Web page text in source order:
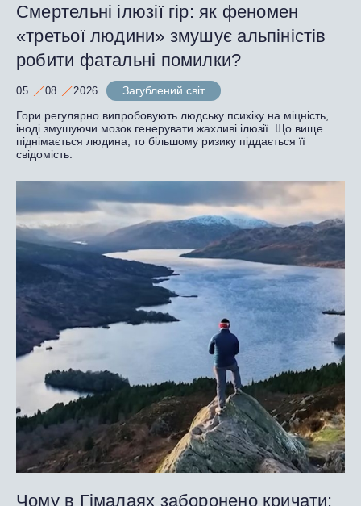
Смертельні ілюзії гір: як феномен
«третьої людини» змушує альпіністів
робити фатальні помилки?
05 08 2026
Загублений світ
Гори регулярно випробовують людську психіку на міцність,
іноді змушуючи мозок генерувати жахливі ілюзії. Що вище
піднімається людина, то більшому ризику піддається її
свідомість.
Чому в Гімалаях заборонено кричати: